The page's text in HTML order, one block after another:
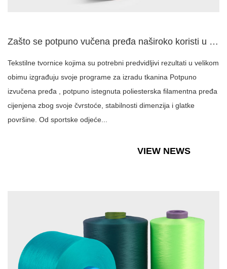
Zašto se potpuno vučena pređa naširoko koristi u modernoj pr...
Tekstilne tvornice kojima su potrebni predvidljivi rezultati u velikom
obimu izgrađuju svoje programe za izradu tkanina Potpuno
izvučena pređa , potpuno istegnuta poliesterska filamentna pređa
cijenjena zbog svoje čvrstoće, stabilnosti dimenzija i glatke
površine. Od sportske odjeće...
VIEW NEWS